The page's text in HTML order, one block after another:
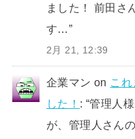
ました！ 前田さ
す…”
2月 21, 12:39
企業マン on こ
した！ : “管理人
が、管理人さん